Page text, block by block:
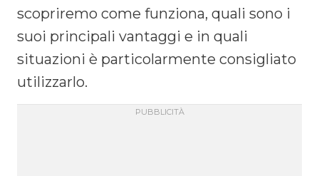
scopriremo come funziona, quali sono i
suoi principali vantaggi e in quali
situazioni è particolarmente consigliato
utilizzarlo.